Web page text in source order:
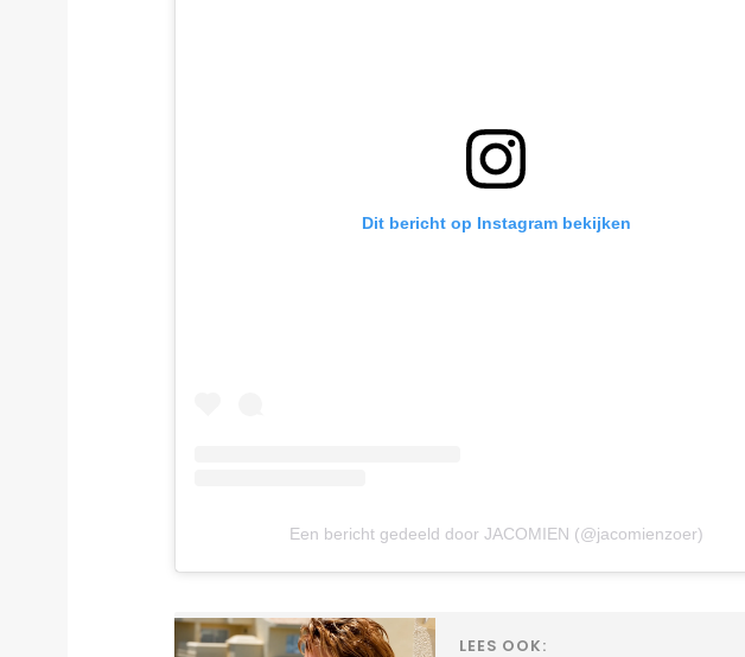
Dit bericht op Instagram bekijken
Een bericht gedeeld door JACOMIEN (@jacomienzoer)
LEES OOK: